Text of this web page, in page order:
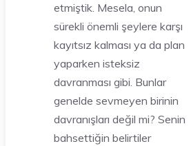
etmiştik. Mesela, onun
sürekli önemli şeylere karşı
kayıtsız kalması ya da plan
yaparken isteksiz
davranması gibi. Bunlar
genelde sevmeyen birinin
davranışları değil mi? Senin
bahsettiğin belirtiler